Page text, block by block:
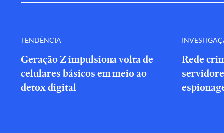
TENDÊNCIA
Geração Z impulsiona volta de
celulares básicos em meio ao
detox digital
Rede